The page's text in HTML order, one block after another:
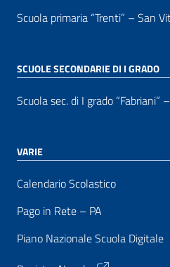
Scuola primaria “Trenti” – San
SCUOLE SECONDARIE DI I GRADO
Scuola sec. di I grado “Fabriani”
VARIE
Calendario Scolastico
Pago in Rete – PA
Piano Nazionale Scuola Digitale